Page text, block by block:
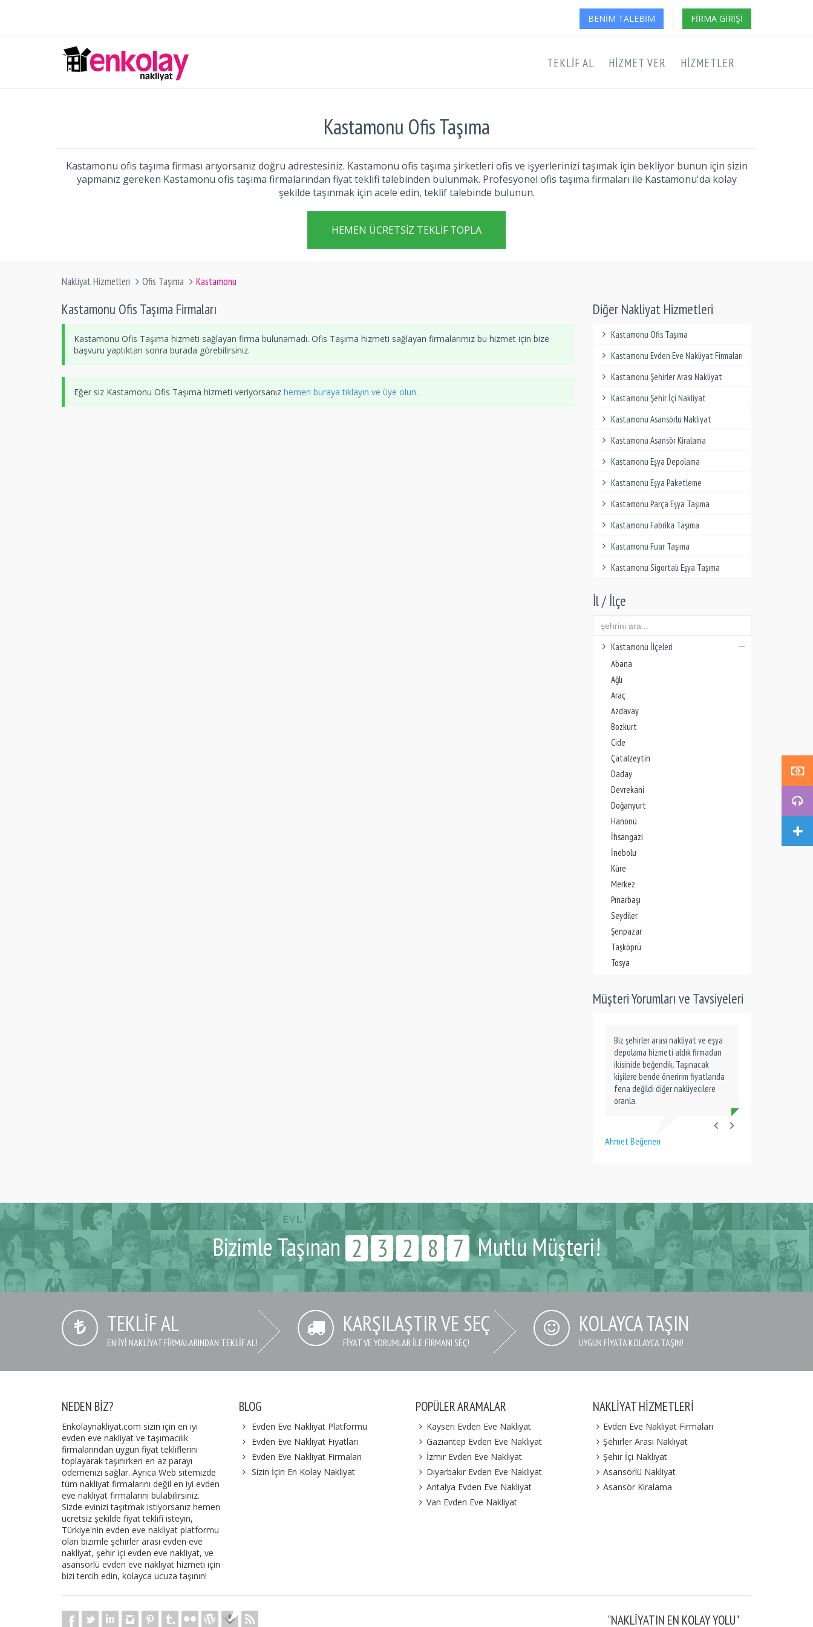
BENIM TALEBIM FIRMA GIRIŞI
TEKLIF AL HIZMET VER HIZMETLER
Kastamonu Ofis Taşıma
Kastamonu ofis taşıma firması arıyorsanız doğru adrestesiniz. Kastamonu ofis taşıma şirketleri ofis ve işyerlerinizi taşımak için bekliyor bunun için sizin
yapmanız gereken Kastamonu ofis taşıma firmalarından fiyat teklifi talebinden bulunmak. Profesyonel ofis taşıma firmaları ile Kastamonu'da kolay
şekilde taşınmak için acele edin, teklif talebinde bulunun.
HEMEN ÜCRETSIZ TEKLIF TOPLA
Nakliyat Hizmetleri Ofis Taşıma Kastamonu
Kastamonu Ofis Taşıma Firmaları
Kastamonu Ofis Taşıma hizmeti sağlayan firma bulunamadı. Ofis Taşıma hizmeti sağlayan firmalarımız bu hizmet için bize
başvuru yaptıktan sonra burada görebilirsiniz.
Eğer siz Kastamonu Ofis Taşıma hizmeti veriyorsanız hemen buraya tıklayın ve üye olun.
Diğer Nakliyat Hizmetleri
Kastamonu Ofis Taşıma
Kastamonu Evden Eve Nakliyat Firmaları
Kastamonu Şehirler Arası Nakliyat
Kastamonu Şehir İçi Nakliyat
Kastamonu Asansörlü Nakliyat
Kastamonu Asansör Kiralama
Kastamonu Eşya Depolama
Kastamonu Eşya Paketleme
Kastamonu Parça Eşya Taşıma
Kastamonu Fabrika Taşıma
Kastamonu Fuar Taşıma
Kastamonu Sigortalı Eşya Taşıma
İl / İlçe
Kastamonu İlçeleri
Abana
Ağlı
Araç
Azdavay
Bozkurt
Cide
Çatalzeytin
Daday
Devrekani
Doğanyurt
Hanönü
İhsangazi
İnebolu
Küre
Merkez
Pınarbaşı
Seydiler
Şenpazar
Taşköprü
Tosya
Müşteri Yorumları ve Tavsiyeleri
Biz şehirler arası nakliyat ve eşya
depolama hizmeti aldık firmadan
ikisinide beğendik. Taşınacak
kişilere bende öneririm fiyatlarıda
fena değildi diğer nakliyecilere
oranla.
Ahmet Beğenen
Bizimle Taşınan 2 3 2 8 7 Mutlu Müşteri!
TEKLIF AL
EN IYI NAKLIYAT FIRMALARINDAN TEKLIF AL!
KARŞILAŞTIR VE SEÇ
FIYAT VE YORUMLAR İLE FIRMANI SEÇ!
KOLAYCA TAŞIN
UYGUN FIYATA KOLAYCA TAŞIN!
NEDEN BIZ?
Enkolaynakliyat.com sizin için en iyi
evden eve nakliyat ve taşımacılık
firmalarından uygun fiyat tekliflerini
toplayarak taşınırken en az parayı
ödemenizi sağlar. Ayrıca Web sitemizde
tüm nakliyat firmalarını değil en iyi evden
eve nakliyat firmalarını bulabilirsiniz.
Sizde evinizi taşıtmak istiyorsanız hemen
ücretsiz şekilde fiyat teklifi isteyin,
Türkiye'nin evden eve nakliyat platformu
olan bizimle şehirler arası evden eve
nakliyat, şehir içi evden eve nakliyat, ve
asansörlü evden eve nakliyat hizmeti için
bizi tercih edin, kolayca ucuza taşının!
BLOG
Evden Eve Nakliyat Platformu
Evden Eve Nakliyat Fiyatları
Evden Eve Nakliyat Firmaları
Sizin İçin En Kolay Nakliyat
POPÜLER ARAMALAR
Kayseri Evden Eve Nakliyat
Gaziantep Evden Eve Nakliyat
İzmir Evden Eve Nakliyat
Diyarbakır Evden Eve Nakliyat
Antalya Evden Eve Nakliyat
Van Evden Eve Nakliyat
NAKLIYAT HIZMETLERI
Evden Eve Nakliyat Firmaları
Şehirler Arası Nakliyat
Şehir İçi Nakliyat
Asansörlü Nakliyat
Asansör Kiralama
"NAKLIYATIN EN KOLAY YOLU"